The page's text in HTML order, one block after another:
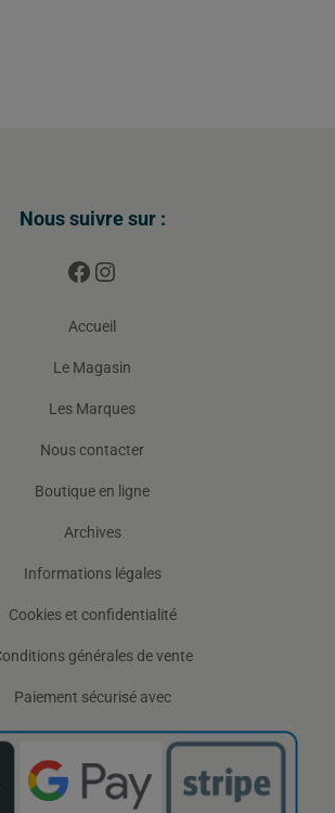
Nous suivre sur :
Accueil
Le Magasin
Les Marques
Nous contacter
Boutique en ligne
Archives
Informations légales
Cookies et confidentialité
générales de vente
Paiement sécurisé avec